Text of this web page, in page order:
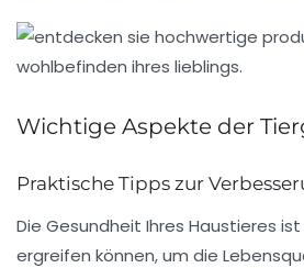
Wichtige Aspekte der
Praktische Tipps zur
Die Gesundheit Ihres Haustieres
ergreifen können, um die